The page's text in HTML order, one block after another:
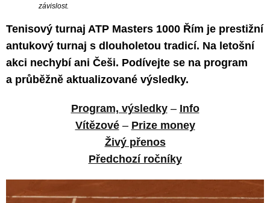
závislost.
Tenisový turnaj ATP Masters 1000 Řím je prestižní
antukový turnaj s dlouholetou tradicí. Na letošní
akci nechybí ani Češi. Podívejte se na program
a průběžně aktualizované výsledky.
Program, výsledky – Info
Vítězové – Prize money
Živý přenos
Předchozí ročníky